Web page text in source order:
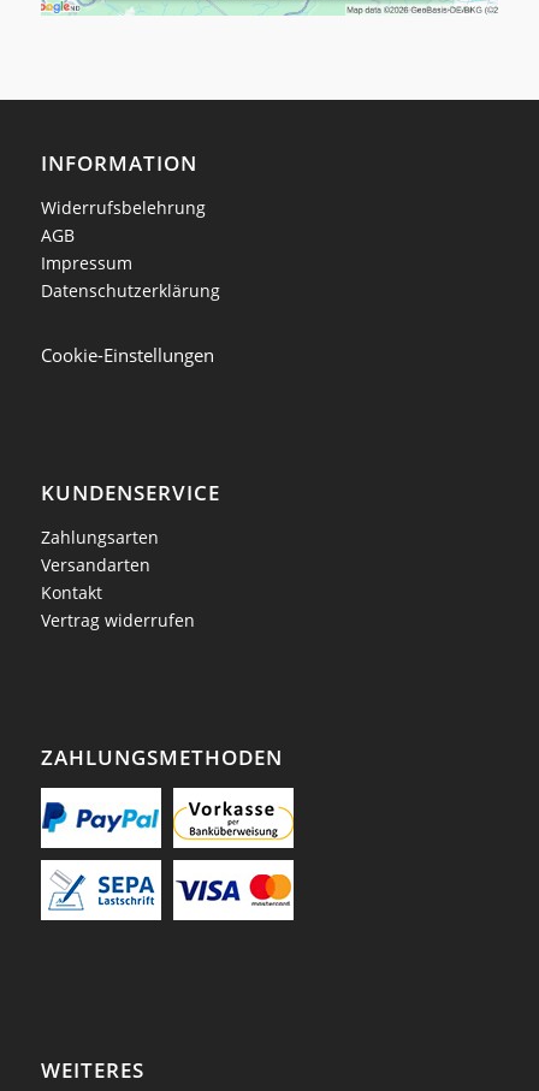
INFORMATION
Widerrufsbelehrung
AGB
Impressum
Datenschutzerklärung
Cookie-Einstellungen
KUNDENSERVICE
Zahlungsarten
Versandarten
Kontakt
Vertrag widerrufen
ZAHLUNGSMETHODEN
WEITERES